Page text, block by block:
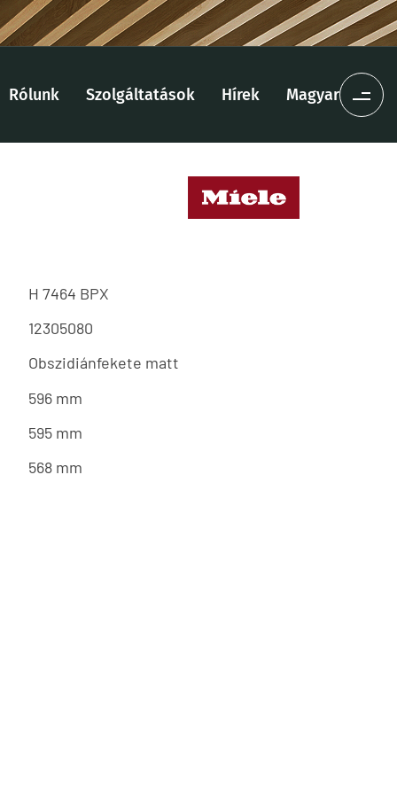
Rólunk Szolgáltatások Hírek Magyar
H 7464 BPX
12305080
Obszidiánfekete matt
596 mm
595 mm
568 mm